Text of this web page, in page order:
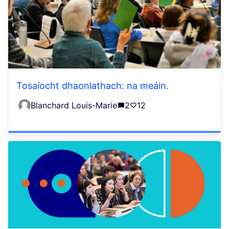
Tosaíocht dhaonlathach: na meáin.
Blanchard Louis-Marie 2 12